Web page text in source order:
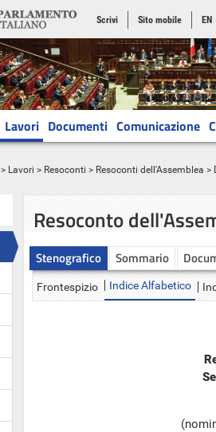
Scrivi Sito mobile EN
Lavori Documenti Comunicazione
> Lavori > Resoconti > Resoconti dell'Assemblea >
Resoconto
Stenografico Sommario
Frontespizio Indice Alfabetico